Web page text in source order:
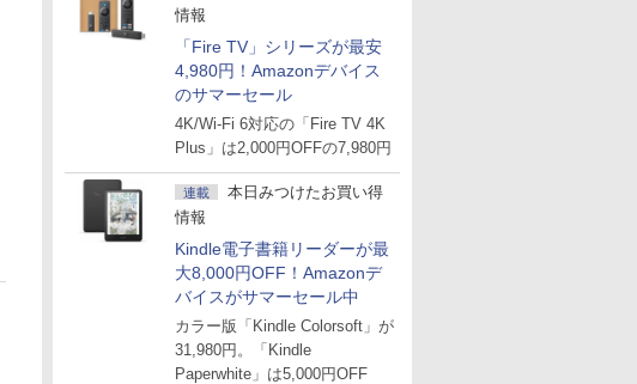
情報
「Fire TV」シリーズが最安
4,980円！Amazonデバイス
のサマーセール
4K/Wi-Fi 6対応の「Fire TV 4K
Plus」は2,000円OFFの7,980円
連載
本日みつけたお買い得
情報
Kindle電子書籍リーダーが最
大8,000円OFF！Amazonデ
バイスがサマーセール中
カラー版「Kindle Colorsoft」が
31,980円。「Kindle
Paperwhite」は5,000円OFF